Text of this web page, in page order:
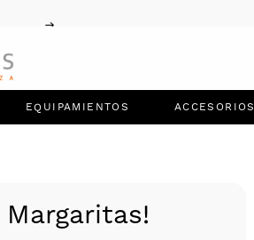
EQUIPAMIENTOS ACCESORIOS